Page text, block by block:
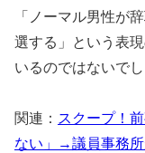
「ノーマル男性が
選する」という表
いるのではないでし
関連： スクープ！
ない」→議員事務